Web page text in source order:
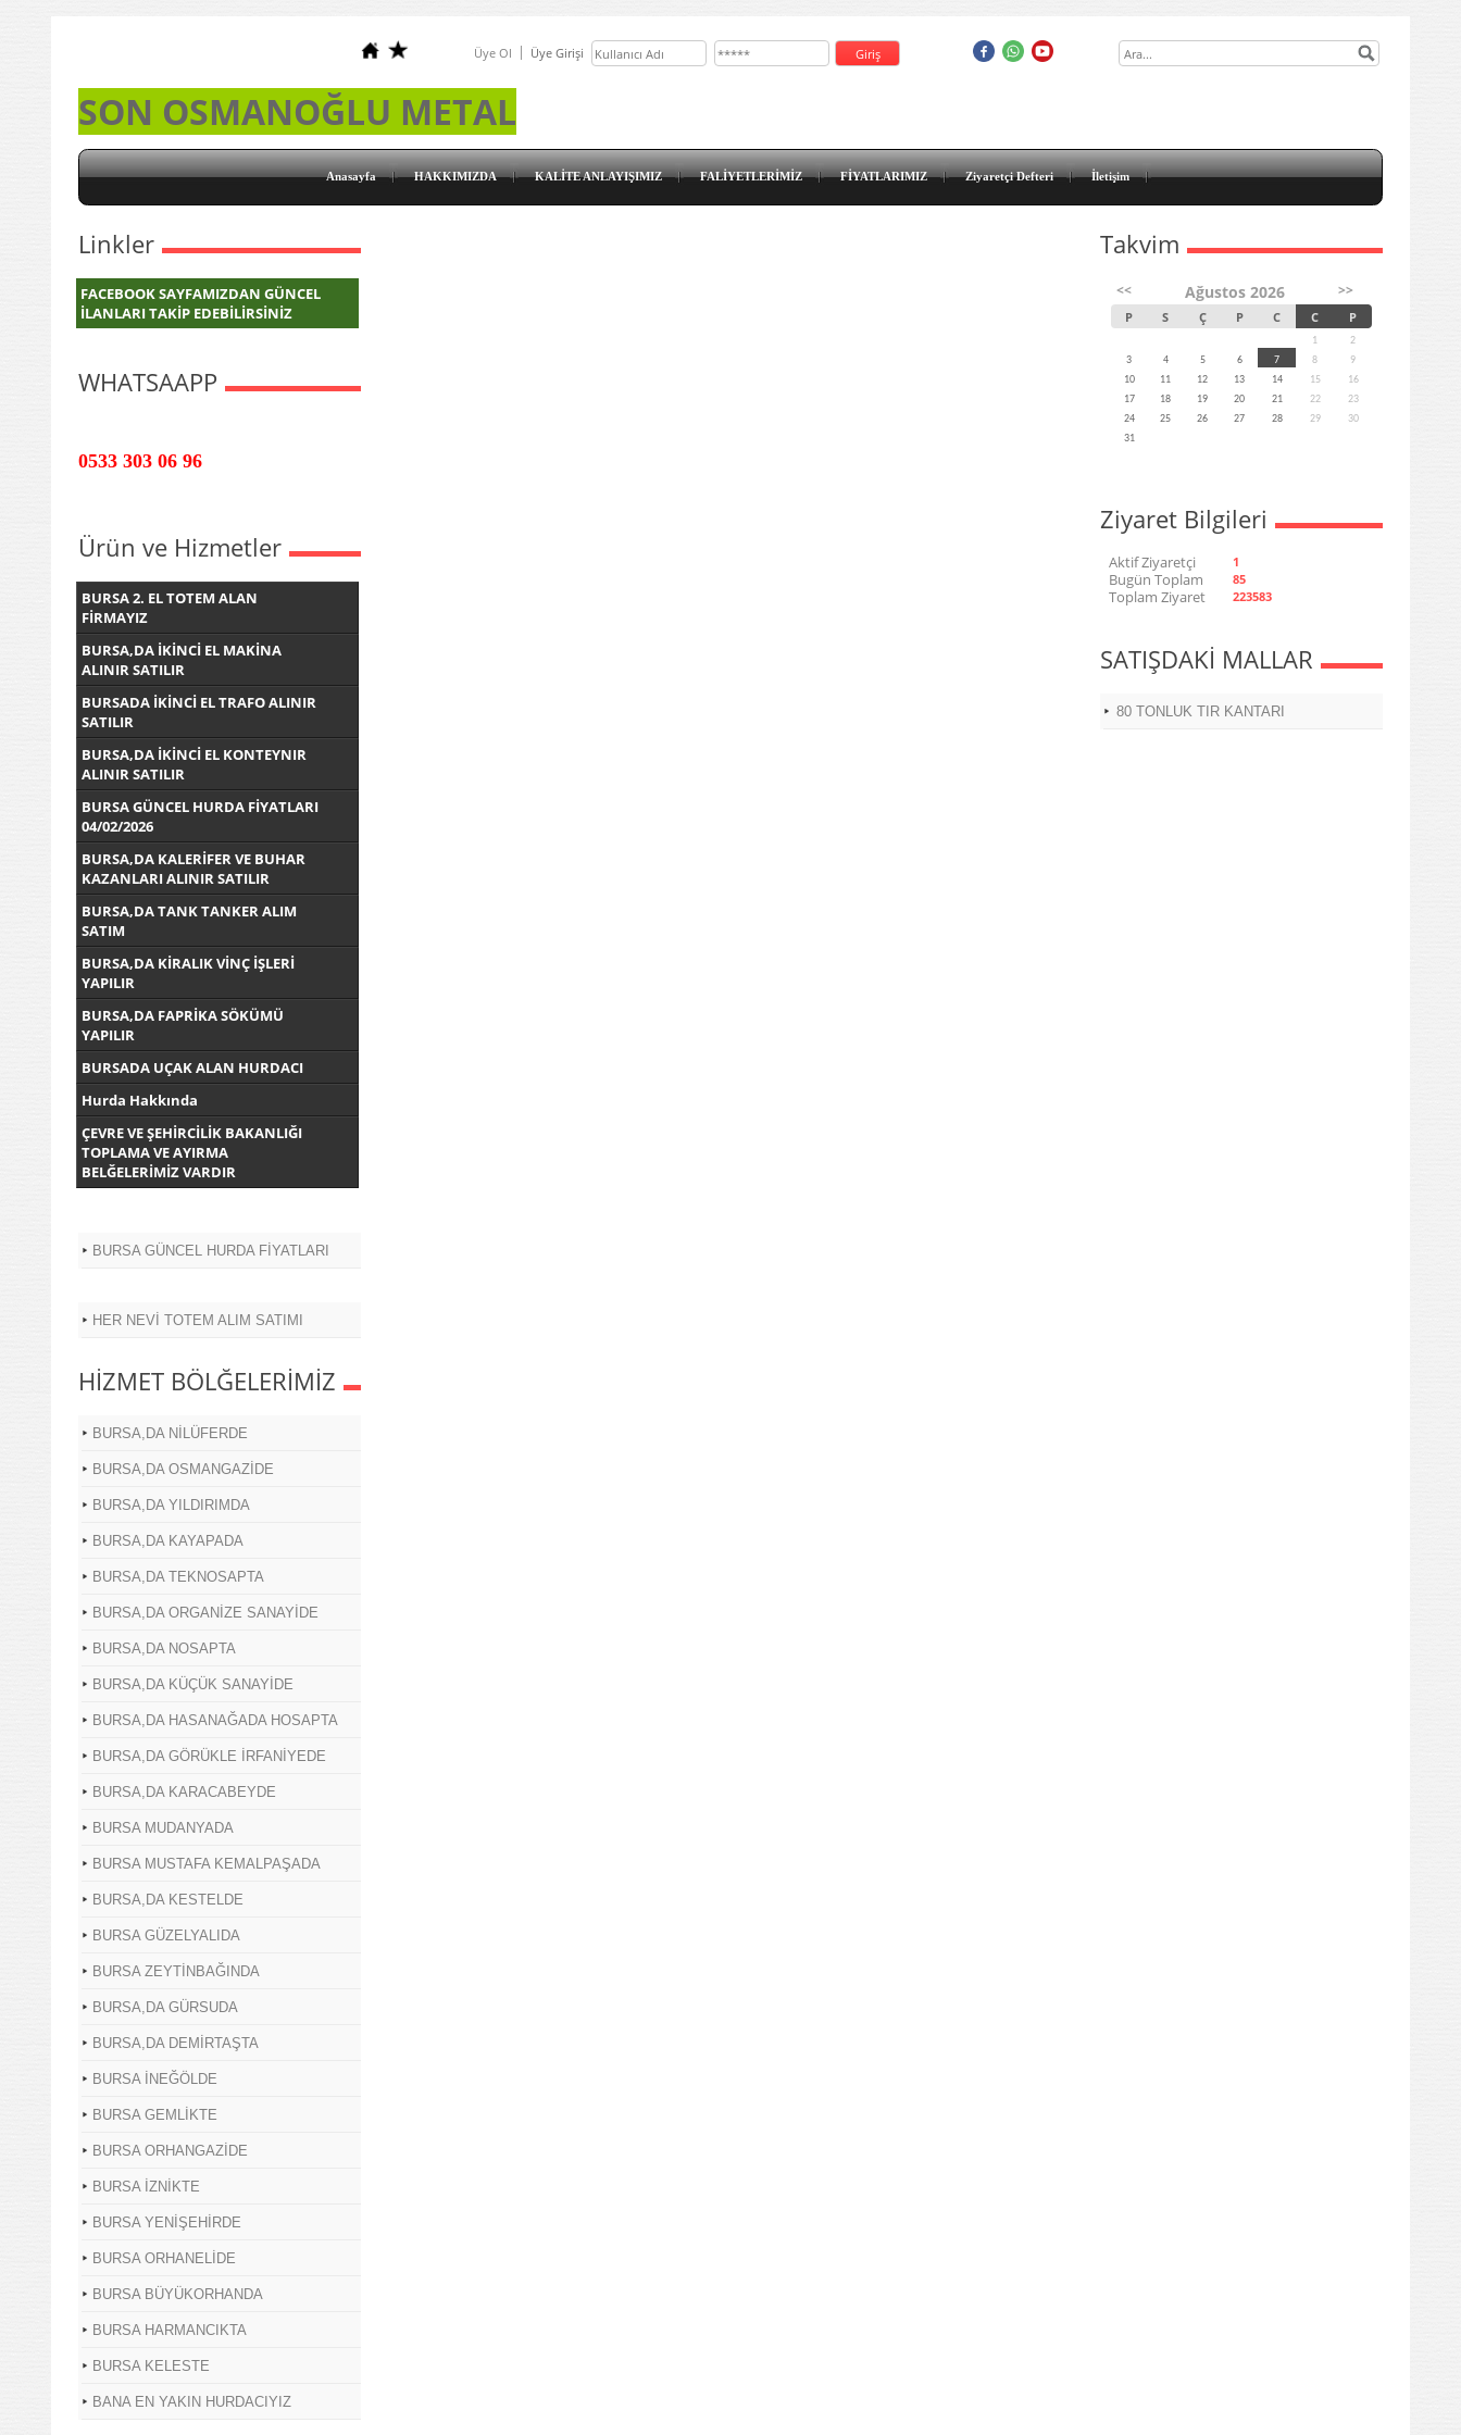
Üye Ol Üye Girişi
SON OSMANOĞLU METAL
Anasayfa HAKKIMIZDA KALİTE ANLAYIŞIMIZ FALİYETLERİMİZ FİYATLARIMIZ Ziyaretçi Defteri İletişim
Linkler
FACEBOOK SAYFAMIZDAN GÜNCEL
İLANLARI TAKİP EDEBİLİRSİNİZ
WHATSAAPP
0533 303 06 96
Ürün ve Hizmetler
BURSA 2. EL TOTEM ALAN
FİRMAYIZ
BURSA,DA İKİNCİ EL MAKİNA
ALINIR SATILIR
BURSADA İKİNCİ EL TRAFO ALINIR
SATILIR
BURSA,DA İKİNCİ EL KONTEYNIR
ALINIR SATILIR
BURSA GÜNCEL HURDA FİYATLARI
04/02/2026
BURSA,DA KALERİFER VE BUHAR
KAZANLARI ALINIR SATILIR
BURSA,DA TANK TANKER ALIM
SATIM
BURSA,DA KİRALIK VİNÇ İŞLERİ
YAPILIR
BURSA,DA FAPRİKA SÖKÜMÜ
YAPILIR
BURSADA UÇAK ALAN HURDACI
Hurda Hakkında
ÇEVRE VE ŞEHİRCİLİK BAKANLIĞI
TOPLAMA VE AYIRMA
BELĞELERİMİZ VARDIR
BURSA GÜNCEL HURDA FİYATLARI
HER NEVİ TOTEM ALIM SATIMI
HİZMET BÖLĞELERİMİZ
BURSA,DA NİLÜFERDE
BURSA,DA OSMANGAZİDE
BURSA,DA YILDIRIMDA
BURSA,DA KAYAPADA
BURSA,DA TEKNOSAPTA
BURSA,DA ORGANİZE SANAYİDE
BURSA,DA NOSAPTA
BURSA,DA KÜÇÜK SANAYİDE
BURSA,DA HASANAĞADA HOSAPTA
BURSA,DA GÖRÜKLE İRFANİYEDE
BURSA,DA KARACABEYDE
BURSA MUDANYADA
BURSA MUSTAFA KEMALPAŞADA
BURSA,DA KESTELDE
BURSA GÜZELYALIDA
BURSA ZEYTİNBAĞINDA
BURSA,DA GÜRSUDA
BURSA,DA DEMİRTAŞTA
BURSA İNEĞÖLDE
BURSA GEMLİKTE
BURSA ORHANGAZİDE
BURSA İZNİKTE
BURSA YENİŞEHİRDE
BURSA ORHANELİDE
BURSA BÜYÜKORHANDA
BURSA HARMANCIKTA
BURSA KELESTE
BANA EN YAKIN HURDACIYIZ
Takvim
<< Ağustos 2026 >>
P S Ç P C C P
1
2
3
4 5 6 7 8
9
10
11 12 13 14 15
16
17
18 19 20 21 22
23
24
25 26 27 28 29
30
31
Ziyaret Bilgileri
Aktif Ziyaretçi 1
Bugün Toplam 85
Toplam Ziyaret 223583
SATIŞDAKİ MALLAR
80 TONLUK TIR KANTARI